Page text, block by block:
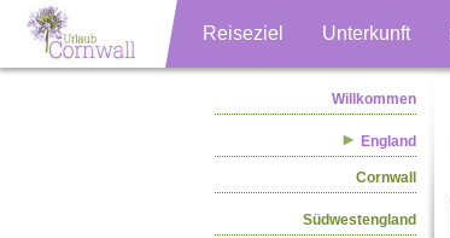
Reiseziel Unterkunft
Willkommen
England
Cornwall
Südwestengland